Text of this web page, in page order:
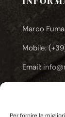
Marco
Mobile:
Email: